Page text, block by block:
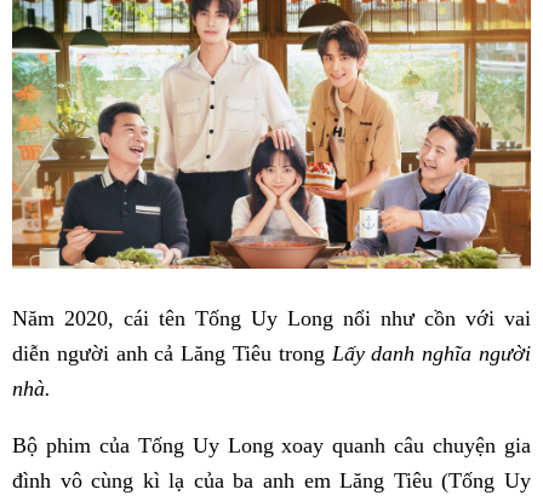
Năm 2020, cái tên Tống Uy Long nổi như cồn với vai
diễn người anh cả Lăng Tiêu trong Lấy danh nghĩa người
nhà.
Bộ phim của Tống Uy Long xoay quanh câu chuyện gia
đình vô cùng kì lạ của ba anh em Lăng Tiêu (Tống Uy